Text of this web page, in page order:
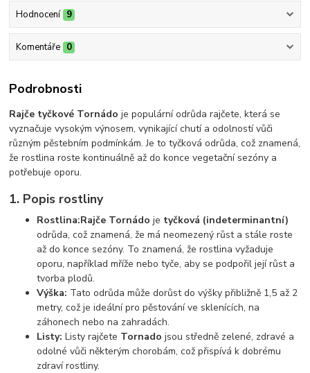
Hodnocení 9
Komentáře 0
Podrobnosti
Rajče tyčkové Tornádo je populární odrůda rajčete, která se
vyznačuje vysokým výnosem, vynikající chutí a odolností vůči
různým pěstebním podmínkám. Je to tyčková odrůda, což znamená,
že rostlina roste kontinuálně až do konce vegetační sezóny a
potřebuje oporu.
1. Popis rostliny
Rostlina:Rajče Tornádo je tyčková (indeterminantní)
odrůda, což znamená, že má neomezený růst a stále roste
až do konce sezóny. To znamená, že rostlina vyžaduje
oporu, například mříže nebo tyče, aby se podpořil její růst a
tvorba plodů.
Výška: Tato odrůda může dorůst do výšky přibližně 1,5 až 2
metry, což je ideální pro pěstování ve sklenících, na
záhonech nebo na zahradách.
Listy: Listy rajčete Tornado jsou středně zelené, zdravé a
odolné vůči některým chorobám, což přispívá k dobrému
zdraví rostliny.